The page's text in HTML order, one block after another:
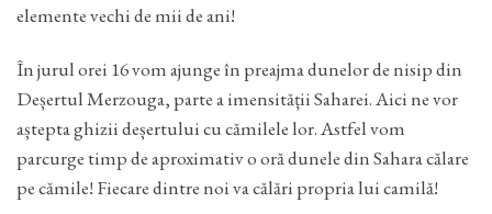
elemente vechi de mii de ani!
În jurul orei 16 vom ajunge în preajma dunelor de nisip din
Deșertul Merzouga, parte a imensității Saharei. Aici ne vor
aștepta ghizii deșertului cu cămilele lor. Astfel vom
parcurge timp de aproximativ o oră dunele din Sahara călare
pe cămile! Fiecare dintre noi va călări propria lui camilă!